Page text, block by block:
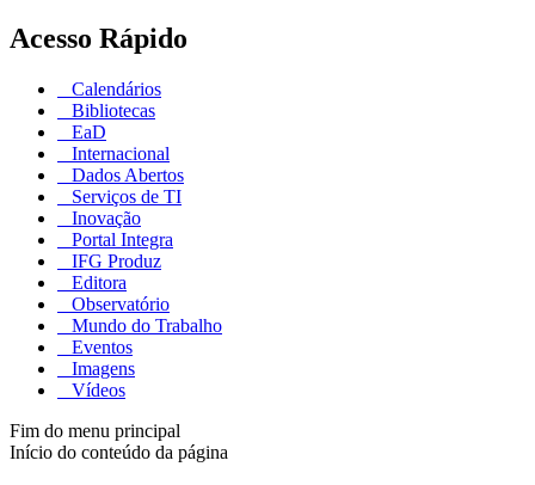
Acesso Rápido
Calendários
Bibliotecas
EaD
Internacional
Dados Abertos
Serviços de TI
Inovação
Portal Integra
IFG Produz
Editora
Observatório
Mundo do Trabalho
Eventos
Imagens
Vídeos
Fim do menu principal
Início do conteúdo da página